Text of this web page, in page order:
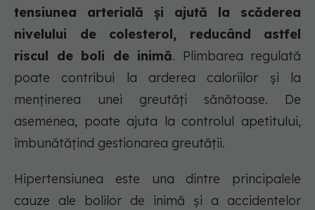
tensiunea arterială și ajută la scăderea
nivelului de colesterol, reducând astfel
riscul de boli de inimă. Plimbarea regulată
poate contribui la arderea caloriilor și la
menținerea unei greutăți sănătoase. De
asemenea, poate ajuta la controlul apetitului,
îmbunătățind gestionarea greutății.
Hipertensiunea este una dintre principalele
cauze ale bolilor de inimă și a accidentelor